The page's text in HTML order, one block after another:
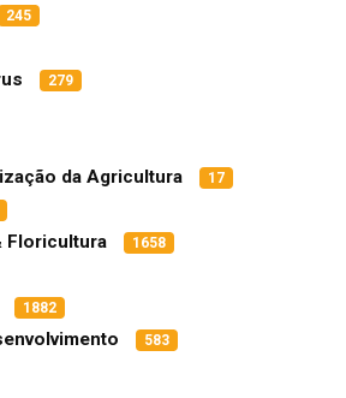
245
279
da Agricultura 17
Floricultura 1658
1882
583